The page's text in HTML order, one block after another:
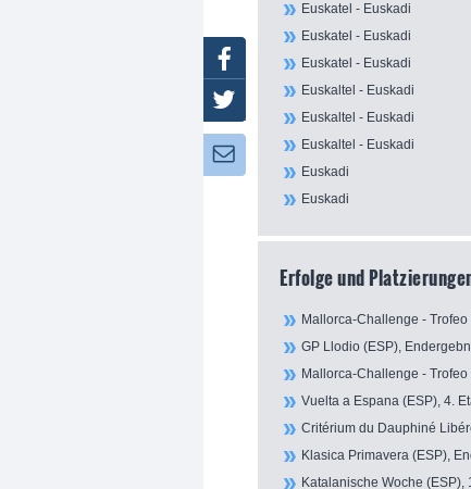
Euskatel - Euskadi
Euskatel - Euskadi
Euskatel - Euskadi
Euskaltel - Euskadi
Euskaltel - Euskadi
Euskaltel - Euskadi
Euskadi
Euskadi
Erfolge und
Mallorca-Challenge -
GP Llodio (ESP),
Mallorca-Challenge -
Vuelta a Espana (ESP), 4.
Critérium du Dauphiné
Klasica Primavera (ESP),
Katalanische Woche (ESP),
Facebook
Twitter
Newsletter: